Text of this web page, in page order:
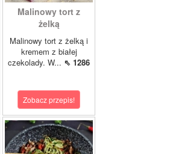
Malinowy tort z
żelką
Malinowy tort z żelką i
kremem z białej
czekolady. W... ⇖ 1286
Zobacz przepis!